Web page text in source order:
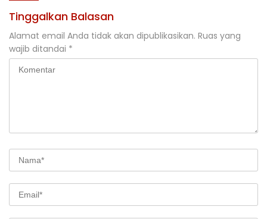
Tinggalkan Balasan
Alamat email Anda tidak akan dipublikasikan. Ruas yang
wajib ditandai *